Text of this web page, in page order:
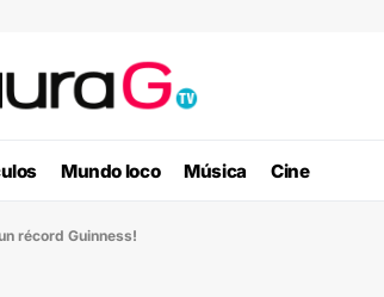
Mundo loco Música Cine
récord Guinness!